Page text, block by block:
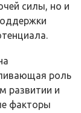
силы, но и
роль
развитии и
факторы